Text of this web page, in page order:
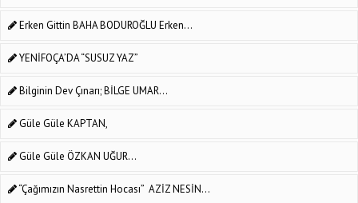
Erken Gittin BAHA BODUROĞLU Erken...
YENİFOÇA’DA “SUSUZ YAZ”
Bilginin Dev Çınarı; BİLGE UMAR...
Güle Güle KAPTAN,
Güle Güle ÖZKAN UĞUR...
“Çağımızın Nasrettin Hocası” AZİZ NESİN...